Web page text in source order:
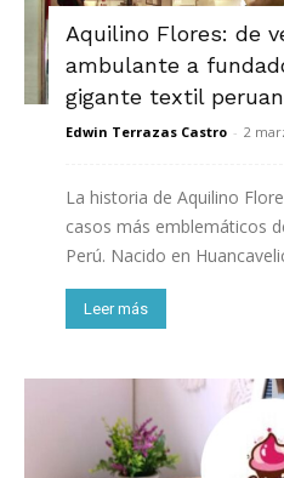
Aquilino Flores: de
ambulante a
gigante textil
Edwin Terrazas Castro - 2
La historia de Aquilino
casos más emblemáticos
Perú. Nacido en
Leer más